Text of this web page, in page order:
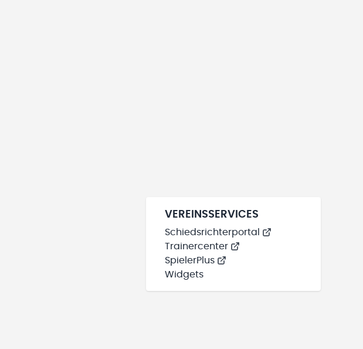
VEREINSSERVICES
Schiedsrichterportal
Trainercenter
SpielerPlus
Widgets